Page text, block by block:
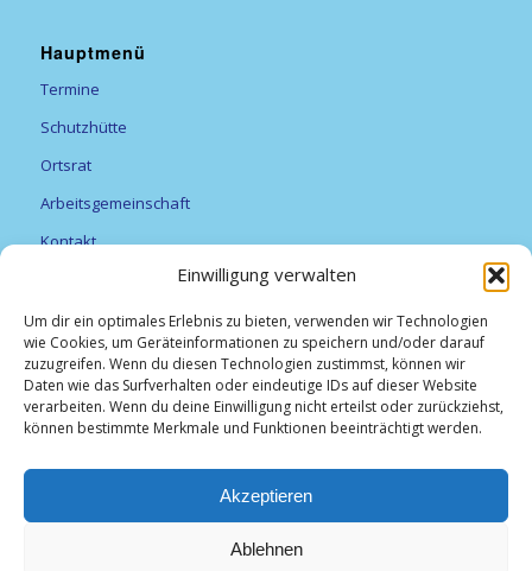
Einwilligung verwalten
Um dir ein optimales Erlebnis zu bieten, verwenden wir Technologien
wie Cookies, um Geräteinformationen zu speichern und/oder darauf
zuzugreifen. Wenn du diesen Technologien zustimmst, können wir
Daten wie das Surfverhalten oder eindeutige IDs auf dieser Website
verarbeiten. Wenn du deine Einwilligung nicht erteilst oder zurückziehst,
können bestimmte Merkmale und Funktionen beeinträchtigt werden.
Akzeptieren
Ablehnen
Hauptmenü
Termine
Schutzhütte
Ortsrat
Arbeitsgemeinschaft
Kontakt
Feuerwehr
Förderverein Alexanderturm
Obst- und Gartenbauverein Breitfurt e.V.